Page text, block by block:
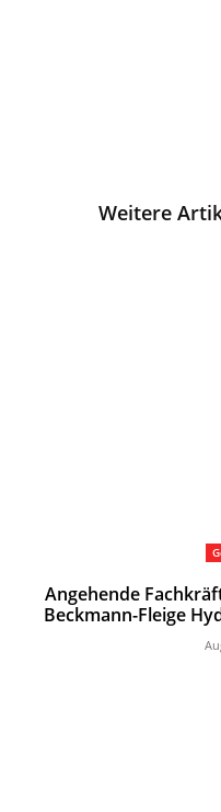
Weitere
Angehende
Beckmann-Fleige